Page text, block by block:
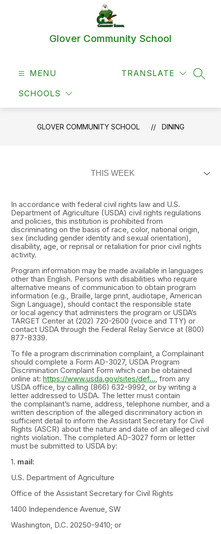
Glover Community School
MENU
SCHOOLS
TRANSLATE
GLOVER COMMUNITY SCHOOL DINING
In accordance with federal civil rights law and U.S.
Department of Agriculture (USDA) civil rights regulations
and policies, this institution is prohibited from
discriminating on the basis of race, color, national origin,
sex (including gender identity and sexual orientation),
disability, age, or reprisal or retaliation for prior civil rights
activity.
Program information may be made available in languages
other than English. Persons with disabilities who require
alternative means of communication to obtain program
information (e.g., Braille, large print, audiotape, American
Sign Language), should contact the responsible state
or local agency that administers the program or USDA’s
TARGET Center at (202) 720-2600 (voice and TTY) or
contact USDA through the Federal Relay Service at (800)
877-8339.
To file a program discrimination complaint, a Complainant
should complete a Form AD-3027, USDA Program
Discrimination Complaint Form which can be obtained
online at:https://www.usda.gov/sites/def..., from any
USDA office, by calling (866) 632-9992, or by writing a
letter addressed to USDA. The letter must contain
the complainant’s name, address, telephone number, and a
written description of the alleged discriminatory action in
sufficient detail to inform the Assistant Secretary for Civil
Rights (ASCR) about the nature and date of an alleged civil
rights violation. The completed AD-3027 form or letter
must be submitted to USDA by:
1. mail:
U.S. Department of Agriculture
Office of the Assistant Secretary for Civil Rights
1400 Independence Avenue, SW
Washington, D.C. 20250-9410; or